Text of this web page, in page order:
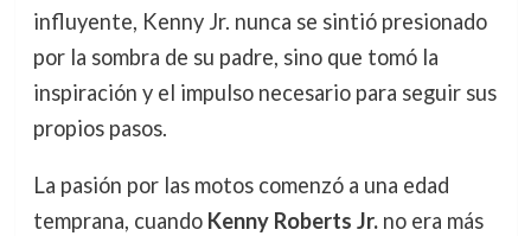
influyente, Kenny Jr. nunca se sintió presionado
por la sombra de su padre, sino que tomó la
inspiración y el impulso necesario para seguir sus
propios pasos.
La pasión por las motos comenzó a una edad
temprana, cuando Kenny Roberts Jr.no era más